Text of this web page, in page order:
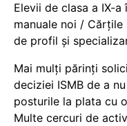
Elevii de clasa a IX-
manuale noi /
de profil și
Mai mulți părinți
deciziei ISMB de a
posturile la plata cu
Multe cercuri de